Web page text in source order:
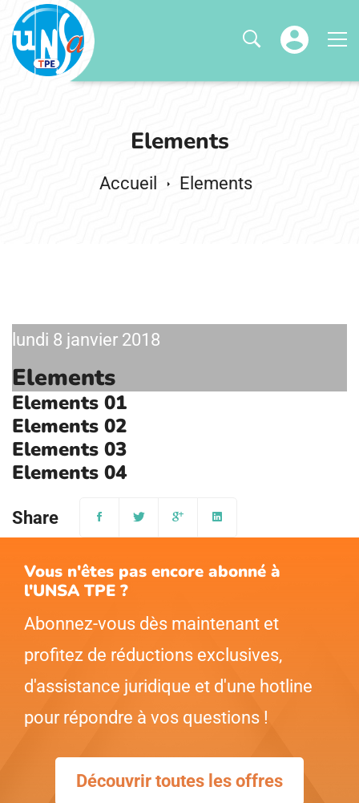
Elements
Elements
lundi 8 janvier 2018
Elements
Elements 01
Elements 02
Elements 03
Elements 04
Share
Vous n'êtes pas encore abonné à
l'UNSA TPE ?
Abonnez-vous dès maintenant et
profitez de réductions exclusives,
d'assistance juridique et d'une hotline
pour répondre à vos questions !
Découvrir toutes les offres